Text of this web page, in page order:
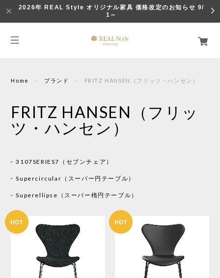
2026年 REAL Style オリジナル家具 価格改定のお知らせ 9/
1～
Home ブランド FRITZ HANSEN（フリッツ・ハンセン）
FRITZ HANSEN（フリッ
ツ・ハンセン）
3107SERIES7（セブンチェア）
Supercircular（スーパー円テーブル）
Superellipse（スーパー楕円テーブル）